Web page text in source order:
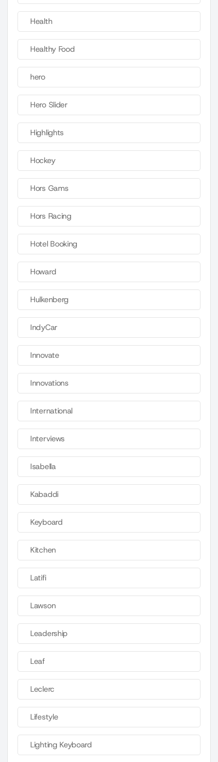
Health
Healthy Food
hero
Hero Slider
Highlights
Hockey
Hors Gams
Hors Racing
Hotel Booking
Howard
Hulkenberg
IndyCar
Innovate
Innovations
International
Interviews
Isabella
Kabaddi
Keyboard
Kitchen
Latifi
Lawson
Leadership
Leaf
Leclerc
Lifestyle
Lighting Keyboard